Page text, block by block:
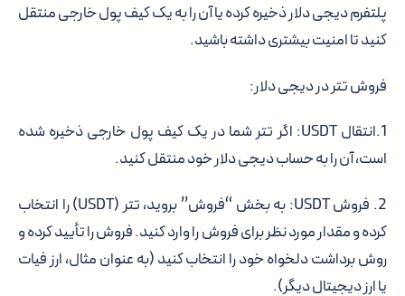
پلتفرم دیجی دلار ذخیره کرده یا آن را به یک کیف پول خارجی منتقل
کنید تا امنیت بیشتری داشته باشید.
فروش تتر در دیجی دلار:
1.انتقال USDT: اگر تتر شما در یک کیف پول خارجی ذخیره شده
است، آن را به حساب دیجی دلار خود منتقل کنید.
2. فروش USDT: به بخش “فروش” بروید، تتر (USDT) را انتخاب
کرده و مقدار مورد نظر برای فروش را وارد کنید. فروش را تأیید کرده و
روش برداشت دلخواه خود را انتخاب کنید (به عنوان مثال، ارز فیات
یا ارز دیجیتال دیگر).